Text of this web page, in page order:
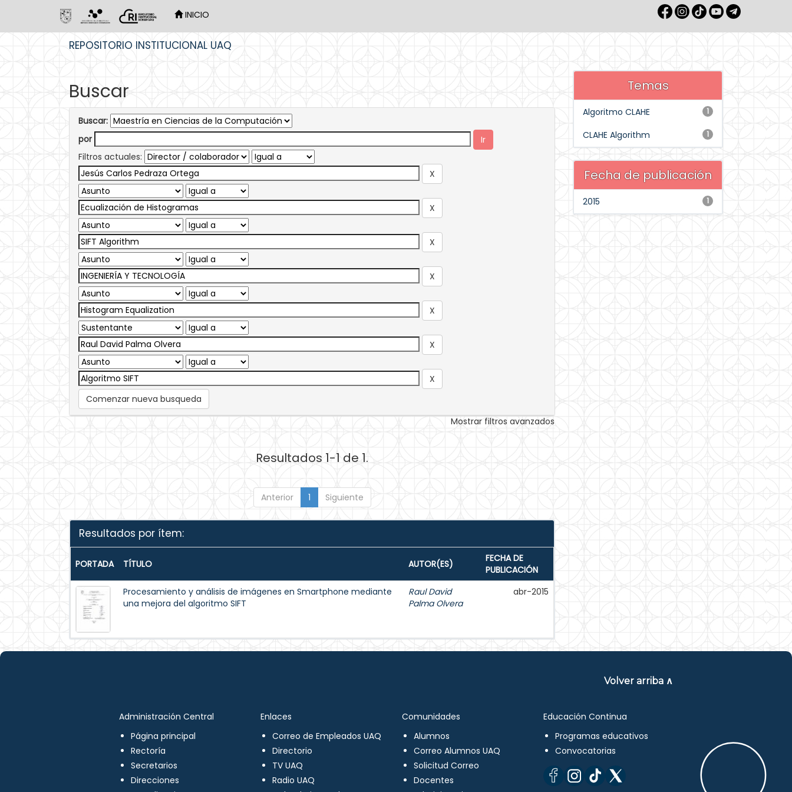
INICIO
REPOSITORIO INSTITUCIONAL UAQ
Buscar
Buscar:
por
Filtros actuales:
Comenzar nueva busqueda
Mostrar filtros avanzados
Resultados 1-1 de 1.
Anterior 1 Siguiente
Resultados por ítem:
PORTADA TÍTULO AUTOR(ES)
FECHA DE
PUBLICACIÓN
Procesamiento y análisis de imágenes en Smartphone mediante
una mejora del algoritmo SIFT
Raul David
Palma Olvera
abr-2015
Temas
1
Algoritmo CLAHE
1
CLAHE Algorithm
Fecha de publicación
1
2015
Volver arriba ∧
Administración Central
Página principal
Rectoría
Secretarios
Direcciones
Enlaces
Correo de Empleados UAQ
Directorio
TV UAQ
Radio UAQ
Comunidades
Alumnos
Correo Alumnos UAQ
Solicitud Correo
Docentes
Educación Continua
Programas educativos
Convocatorias